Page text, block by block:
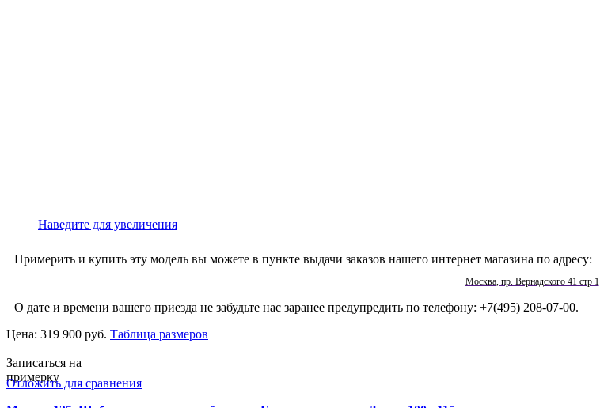
Наведите для увеличения
Примерить и купить эту модель вы можете в пункте выдачи заказов нашего интернет магазина по адресу:
Москва, пр. Вернадского 41 стр 1
О дате и времени вашего приезда не забудьте нас заранее предупредить по телефону: +7(495) 208-07-00.
Цена: 319 900 руб. Таблица размеров
Записаться на
примерку
Отложить для сравнения